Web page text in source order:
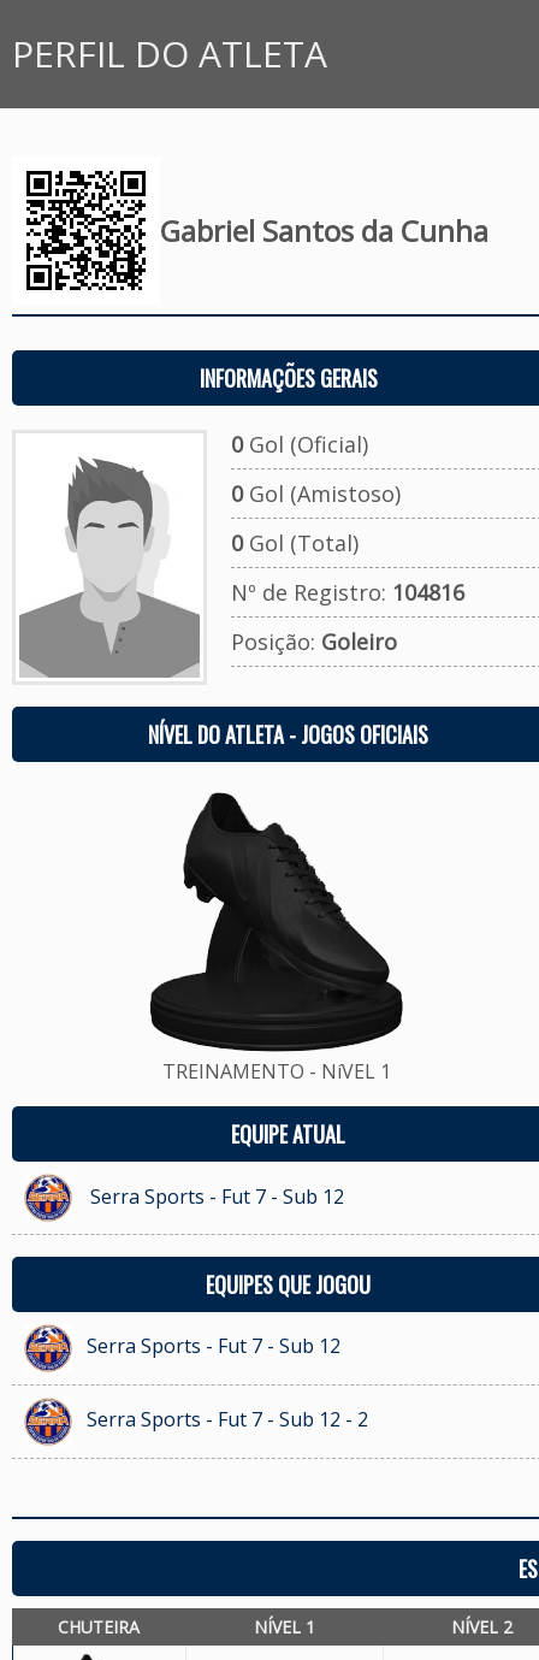
PERFIL DO ATLETA
Gabriel Santos da Cunha
INFORMAÇÕES GERAIS
0Gol (Oficial)
0Gol (Amistoso)
0Gol (Total)
Nº de Registro: 104816
Posição: Goleiro
NÍVEL DO ATLETA - JOGOS OFICIAIS
TREINAMENTO - NíVEL 1
EQUIPE ATUAL
Serra Sports - Fut 7 - Sub 12
EQUIPES QUE JOGOU
Serra Sports - Fut 7 - Sub 12
Serra Sports - Fut 7 - Sub 12 - 2
CHUTEIRA NÍVEL 1 NÍVEL 2